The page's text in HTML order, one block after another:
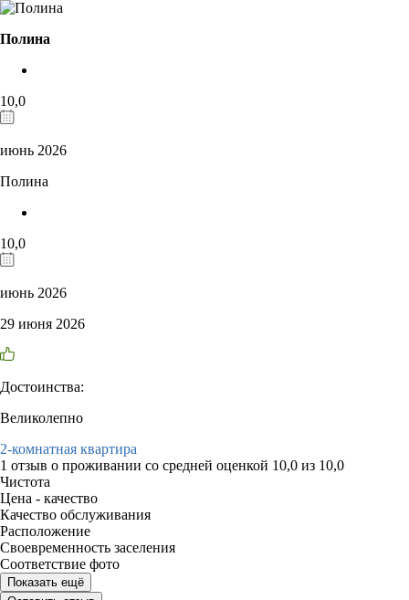
Полина
10,0
июнь 2026
Полина
10,0
июнь 2026
29 июня 2026
Достоинства:
Великолепно
2-комнатная квартира
1 отзыв о проживании со средней оценкой 10,0 из 10,0
Чистота
Цена - качество
Качество обслуживания
Расположение
Своевременность заселения
Соответствие фото
Показать ещё